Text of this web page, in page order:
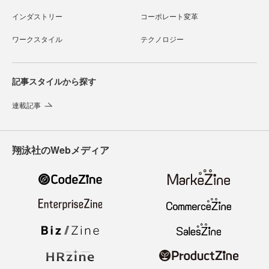
インダストリー コーポレート変革
ワークスタイル テクノロジー
記事スタイルから探す
連載記事
翔泳社のWebメディア